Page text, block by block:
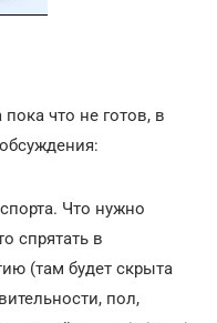
что не готов, в
Что нужно
спрятать в
(там будет скрыта
пол,